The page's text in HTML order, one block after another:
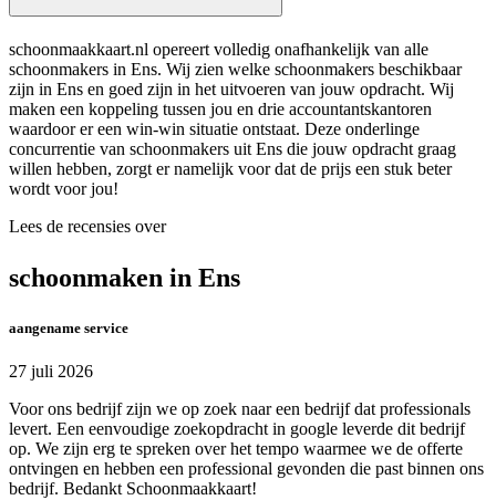
schoonmaakkaart.nl opereert volledig onafhankelijk van alle
schoonmakers in Ens. Wij zien welke schoonmakers beschikbaar
zijn in Ens en goed zijn in het uitvoeren van jouw opdracht. Wij
maken een koppeling tussen jou en drie accountantskantoren
waardoor er een win-win situatie ontstaat. Deze onderlinge
concurrentie van schoonmakers uit Ens die jouw opdracht graag
willen hebben, zorgt er namelijk voor dat de prijs een stuk beter
wordt voor jou!
Lees de recensies over
schoonmaken in Ens
aangename service
27 juli 2026
Voor ons bedrijf zijn we op zoek naar een bedrijf dat professionals
levert. Een eenvoudige zoekopdracht in google leverde dit bedrijf
op. We zijn erg te spreken over het tempo waarmee we de offerte
ontvingen en hebben een professional gevonden die past binnen ons
bedrijf. Bedankt Schoonmaakkaart!